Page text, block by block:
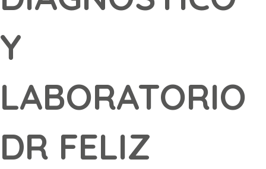
Y
LABORATORIO
DR FELIZ